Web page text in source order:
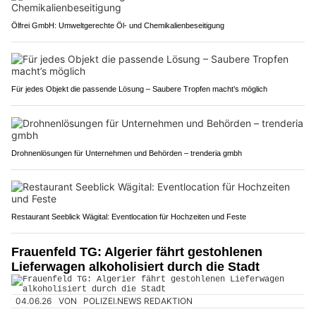
Ölfrei GmbH: Umweltgerechte Öl- und Chemikalienbeseitigung
Für jedes Objekt die passende Lösung – Saubere Tropfen macht’s möglich
Drohnenlösungen für Unternehmen und Behörden – trenderia gmbh
Restaurant Seeblick Wägital: Eventlocation für Hochzeiten und Feste
Frauenfeld TG: Algerier fährt gestohlenen
Lieferwagen alkoholisiert durch die Stadt
04.06.26 VON POLIZEI.NEWS REDAKTION